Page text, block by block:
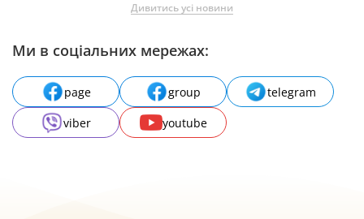
Дивитись усі новини
Ми в соціальних мережах:
page group
telegram
viber
youtube